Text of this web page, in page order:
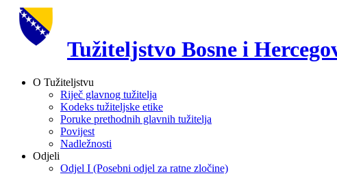
Tužiteljstvo Bosne i
O Tužiteljstvu
Riječ glavnog tužitelja
Kodeks tužiteljske etike
Poruke prethodnih glavnih tužitelja
Povijest
Nadležnosti
Odjeli
Odjel I (Posebni odjel za ratne zločine)